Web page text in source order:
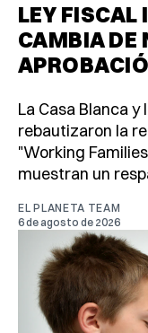
LEY FISCAL
CAMBIA DE
La Casa Blanca
rebautizaron la
"Working
muestran un
EL PLANETA TEAM
6 de agosto de 2026